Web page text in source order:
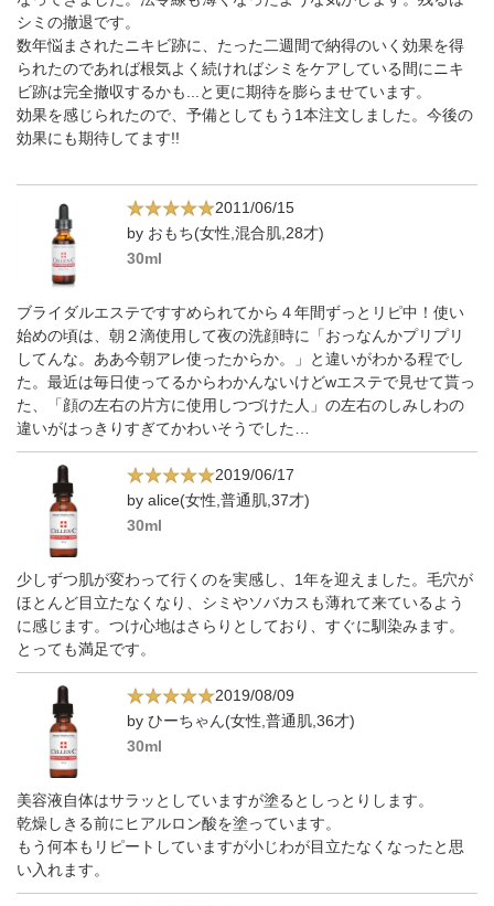
シミの撤退です。
数年悩まされたニキビ跡に、たった二週間で納得のいく効果を得
られたのであれば根気よく続ければシミをケアしている間にニキ
ビ跡は完全撤収するかも...と更に期待を膨らませています。
効果を感じられたので、予備としてもう1本注文しました。今後の
効果にも期待してます!!
2011/06/15
by おもち(女性,混合肌,28才)
30ml
ブライダルエステですすめられてから４年間ずっとリピ中！使い
始めの頃は、朝２滴使用して夜の洗顔時に「おっなんかプリプリ
してんな。ああ今朝アレ使ったからか。」と違いがわかる程でし
た。最近は毎日使ってるからわかんないけどwエステで見せて貰っ
た、「顔の左右の片方に使用しつづけた人」の左右のしみしわの
違いがはっきりすぎてかわいそうでした…
2019/06/17
by alice(女性,普通肌,37才)
30ml
少しずつ肌が変わって行くのを実感し、1年を迎えました。毛穴が
ほとんど目立たなくなり、シミやソバカスも薄れて来ているよう
に感じます。つけ心地はさらりとしており、すぐに馴染みます。
とっても満足です。
2019/08/09
by ひーちゃん(女性,普通肌,36才)
30ml
美容液自体はサラッとしていますが塗るとしっとりします。
乾燥しきる前にヒアルロン酸を塗っています。
もう何本もリピートしていますが小じわが目立たなくなったと思
い入れます。